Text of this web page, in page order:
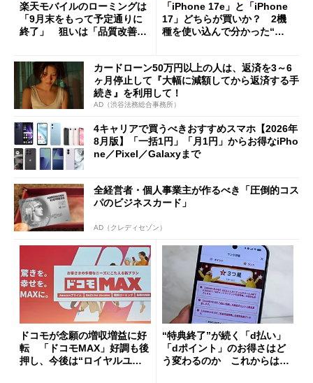
楽天モバイルのローミングは
「9月末をもって予定通りに
終了」 狙いは「品質改善」
も
「iPhone 17e」と「iPhone
17」どちらが買いか？ 2機
種を使い込んで分かった“ス
カードローン50万円以上の人は、返済を3～6
ヶ月停止して『大幅に減額してから返済する手
続き』を利用して！
AD（渋谷法務総合事務所）
4キャリアで買うべきおすすめスマホ【2026年
8月版】「一括1円」「月1円」からお得なiPho
ne／Pixel／Galaxyまで
全経営者・個人事業主が作るべき「圧倒的コス
パのビジネスカード」
AD（クレディセゾン）
ドコモが念願の増収増益に好
転 「ドコモMAX」好調も後
押し、今後は“ロイヤルユー
“特典終了”が続く「d払い」
「dポイント」のお得さはど
う変わるのか これからは